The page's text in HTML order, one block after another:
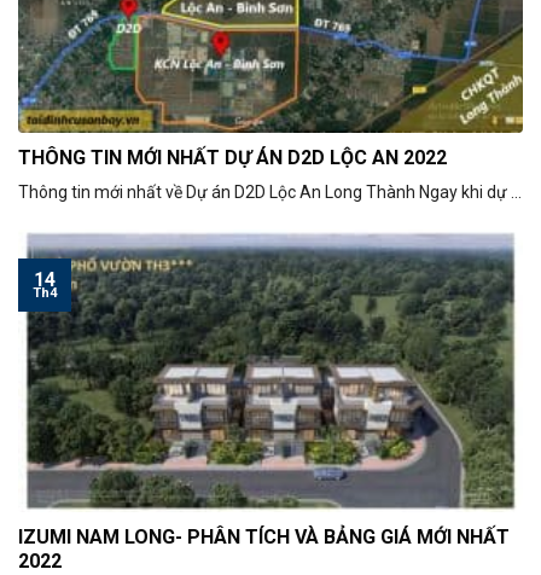
THÔNG TIN MỚI NHẤT DỰ ÁN D2D LỘC AN 2022
Thông tin mới nhất về Dự án D2D Lộc An Long Thành Ngay khi dự ...
IZUMI NAM LONG- PHÂN TÍCH VÀ BẢNG GIÁ MỚI NHẤT
2022
14
Th4